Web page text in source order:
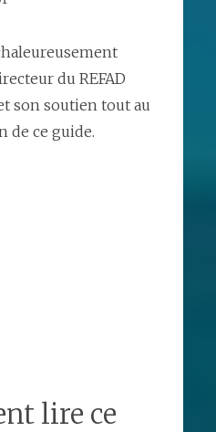
du REFAD
son soutien tout au
de ce guide.
lire ce